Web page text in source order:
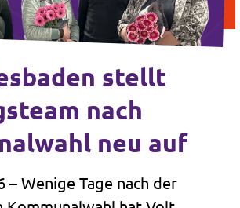
stellt
nach
neu auf
– Wenige Tage nach der